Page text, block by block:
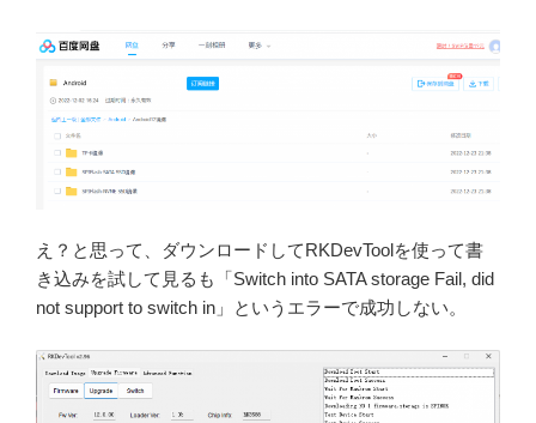
え？と思って、ダウンロードしてRKDevToolを使って書
き込みを試して見るも「Switch into SATA storage Fail, did
not support to switch in」というエラーで成功しない。